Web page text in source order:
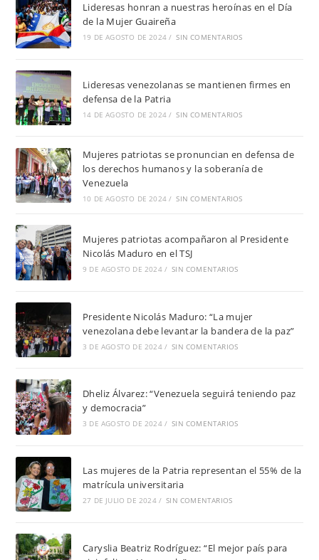
Lideresas honran a nuestras heroínas en el Día
de la Mujer Guaireña
19 DE AGOSTO DE 2024 / SIN COMENTARIOS
Lideresas venezolanas se mantienen firmes en
defensa de la Patria
14 DE AGOSTO DE 2024 / SIN COMENTARIOS
Mujeres patriotas se pronuncian en defensa de
los derechos humanos y la soberanía de
Venezuela
10 DE AGOSTO DE 2024 / SIN COMENTARIOS
Mujeres patriotas acompañaron al Presidente
Nicolás Maduro en el TSJ
9 DE AGOSTO DE 2024 / SIN COMENTARIOS
Presidente Nicolás Maduro: “La mujer
venezolana debe levantar la bandera de la paz”
3 DE AGOSTO DE 2024 / SIN COMENTARIOS
Dheliz Álvarez: “Venezuela seguirá teniendo paz
y democracia”
3 DE AGOSTO DE 2024 / SIN COMENTARIOS
Las mujeres de la Patria representan el 55% de la
matrícula universitaria
27 DE JULIO DE 2024 / SIN COMENTARIOS
Caryslia Beatriz Rodríguez: “El mejor país para